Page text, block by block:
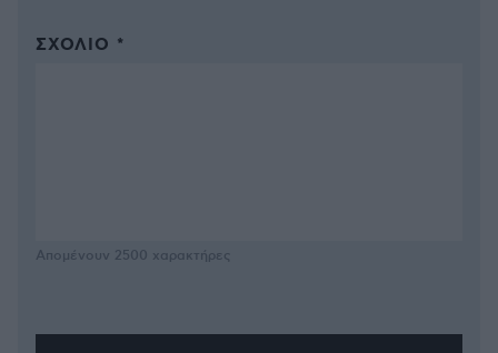
ΣΧΌΛΙΟ *
Απομένουν 2500 χαρακτήρες